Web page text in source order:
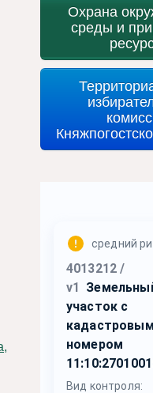
Охрана
среды и